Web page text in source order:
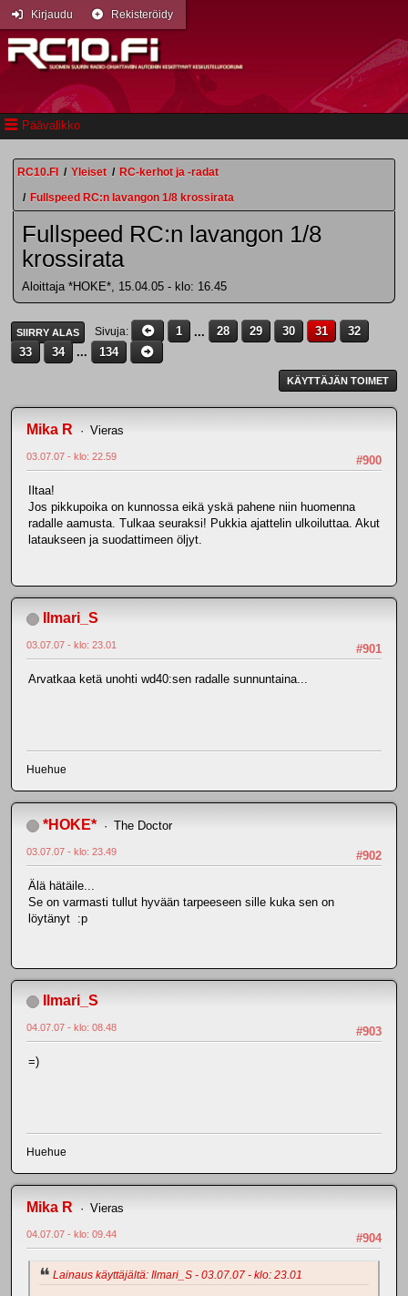
Päävalikko
Kirjaudu Rekisteröidy
RC10.FI / Yleiset / RC-kerhot ja -radat
/ Fullspeed RC:n lavangon 1/8 krossirata
Fullspeed RC:n lavangon 1/8
krossirata
Aloittaja *HOKE*, 15.04.05 - klo: 16.45
SIIRRY ALAS Sivuja 1 ... 28 29 30 31
32
33
34 ... 134
KÄYTTÄJÄN TOIMET
Mika R Vieras
#900
03.07.07 - klo: 22.59
Iltaa!
Jos pikkupoika on kunnossa eikä yskä pahene niin huomenna
radalle aamusta. Tulkaa seuraksi! Pukkia ajattelin ulkoiluttaa. Akut
lataukseen ja suodattimeen öljyt.
Ilmari_S
#901
03.07.07 - klo: 23.01
Arvatkaa ketä unohti wd40:sen radalle sunnuntaina...
Huehue
*HOKE* The Doctor
#902
03.07.07 - klo: 23.49
Älä hätäile...
Se on varmasti tullut hyvään tarpeeseen sille kuka sen on
löytänyt :p
Ilmari_S
#903
04.07.07 - klo: 08.48
=)
Huehue
Mika R Vieras
#904
04.07.07 - klo: 09.44
Lainaus käyttäjältä: Ilmari_S - 03.07.07 - klo: 23.01